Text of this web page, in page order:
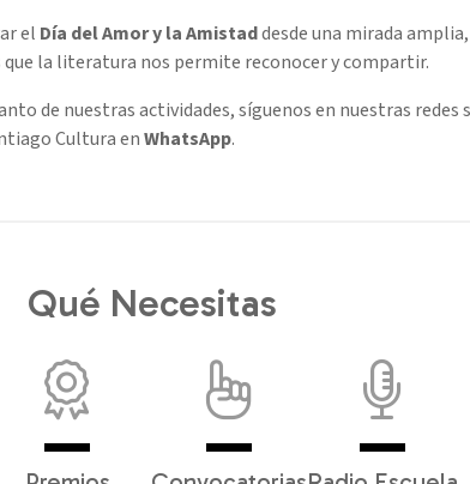
el Día del Amor y la Amistaddesde una mirada
la literatura nos permite reconocer y compartir.
de nuestras actividades, síguenos en nuestras redes
Cultura enWhatsApp.
Qué Necesitas